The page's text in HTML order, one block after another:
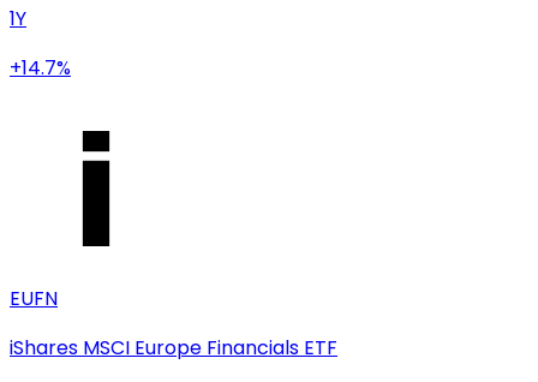
1Y
+14.7%
EUFN
iShares MSCI Europe Financials ETF